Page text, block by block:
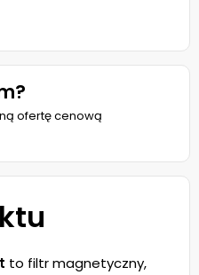
ofertę cenową
to filtr magnetyczny,